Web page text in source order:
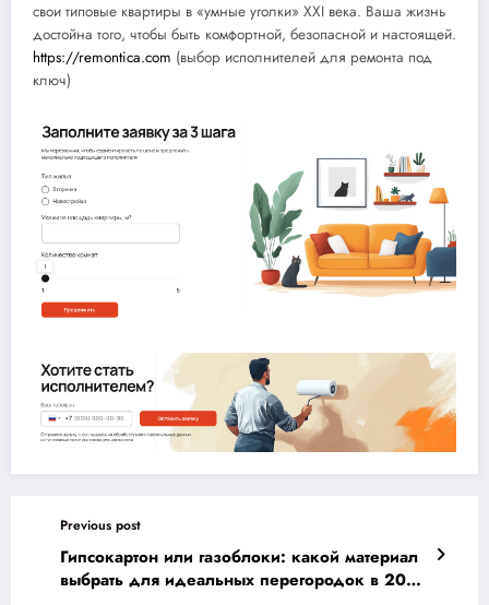
свои типовые квартиры в «умные уголки» XXI века. Ваша жизнь
достойна того, чтобы быть комфортной, безопасной и настоящей.
https://remontica.com (выбор исполнителей для ремонта под
ключ)
Previous post
Гипсокартон или газоблоки: какой материал
выбрать для идеальных перегородок в 2025